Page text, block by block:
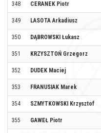
348 CERANEK Piotr
349 LASOTA Arkadiusz
350 DĄBROWSKI Łukasz
351 KRZYSZTOŃ Grzegorz
352 DUDEK Maciej
353 FRANUSIAK Marek
354 SZMYTKOWSKI Krzysztof
355 GAWEŁ Piotr